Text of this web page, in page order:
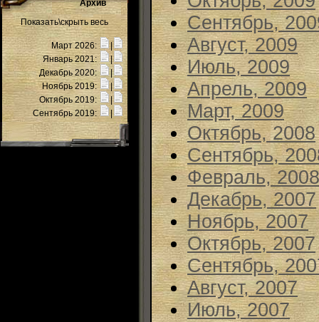
Архив
Показать\скрыть весь
Март 2026:
Январь 2021:
|
Декабрь 2020:
Ноябрь 2019:
Октябрь 2019:
Сентябрь 2019:
Сентябрь,
Август, 2009
Июль, 2009
Апрель, 2009
Март, 2009
Октябрь, 2008
Сентябрь,
Февраль, 2008
Декабрь, 2007
Ноябрь, 2007
Октябрь, 2007
Сентябрь,
Август, 2007
Июль, 2007